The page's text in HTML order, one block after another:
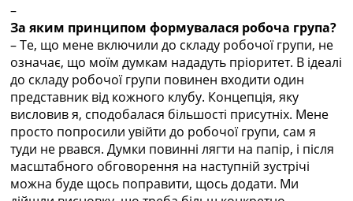
Таблицы групп Чемпионата Мира
Украина. Премьер-Лига
Украина. Первая Лига
Лига Чемпионов. Таблицы групп
Англия. Премьер-Лига
Испания. Ла Лига
Все таблицы >>>
Рейтинги
Рейтинг стран УЕФА
Рейтинг клубов УЕФА
–
За яким принципом формувалася робоча група?
– Те, що мене включили до складу робочої групи, не
означає, що моїм думкам нададуть пріоритет. В ідеалі
до складу робочої групи повинен входити один
представник від кожного клубу. Концепція, яку
висловив я, сподобалася більшості присутніх. Мене
просто попросили увійти до робочої групи, сам я
туди не рвався. Думки повинні лягти на папір, і після
масштабного обговорення на наступній зустрічі
можна буде щось поправити, щось додати. Ми